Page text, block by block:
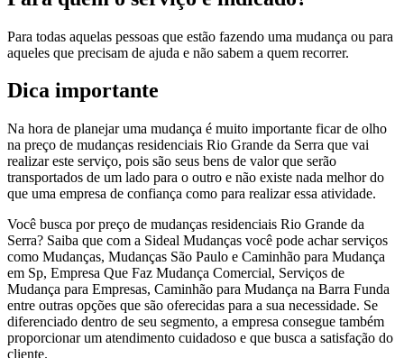
Para todas aquelas pessoas que estão fazendo uma mudança ou para
aqueles que precisam de ajuda e não sabem a quem recorrer.
Dica importante
Na hora de planejar uma mudança é muito importante ficar de olho
na preço de mudanças residenciais Rio Grande da Serra que vai
realizar este serviço, pois são seus bens de valor que serão
transportados de um lado para o outro e não existe nada melhor do
que uma empresa de confiança como para realizar essa atividade.
Você busca por preço de mudanças residenciais Rio Grande da
Serra? Saiba que com a Sideal Mudanças você pode achar serviços
como Mudanças, Mudanças São Paulo e Caminhão para Mudança
em Sp, Empresa Que Faz Mudança Comercial, Serviços de
Mudança para Empresas, Caminhão para Mudança na Barra Funda
entre outras opções que são oferecidas para a sua necessidade. Se
diferenciado dentro de seu segmento, a empresa consegue também
proporcionar um atendimento cuidadoso e que busca a satisfação do
cliente.